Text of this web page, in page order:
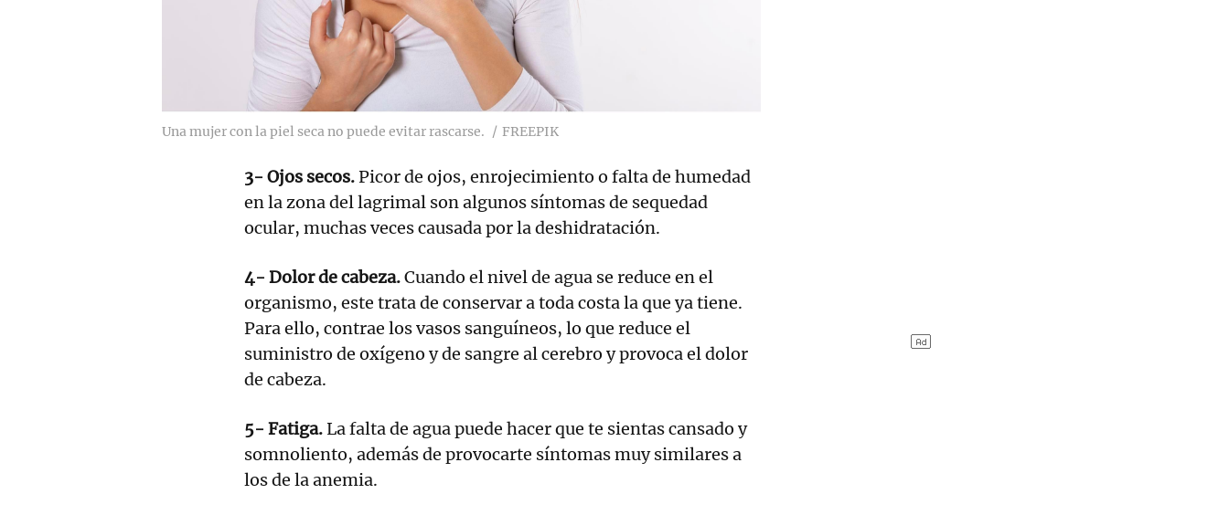
Una mujer con la piel seca no puede evitar rascarse. FREEPIK
3- Ojos secos.Picor de ojos, enrojecimiento o falta de humedad
en la zona del lagrimal son algunos síntomas de sequedad
ocular, muchas veces causada por la deshidratación.
4- Dolor de cabeza.Cuando el nivel de agua se reduce en el
organismo, este trata de conservar a toda costa la que ya tiene.
Para ello, contrae los vasos sanguíneos, lo que reduce el
suministro de oxígeno y de sangre al cerebro y provoca el dolor
de cabeza.
5- Fatiga.La falta de agua puede hacer que te sientas cansado y
somnoliento, además de provocarte síntomas muy similares a
los de la anemia.